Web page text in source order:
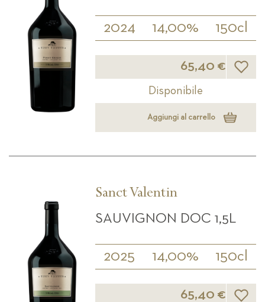
2024 14,00% 150cl
65,40 € Lista
Disponibile
Aggiungi al carrello
Sanct Valentin
SAUVIGNON DOC 1,5L
2025 14,00% 150cl
65,40 € Lista